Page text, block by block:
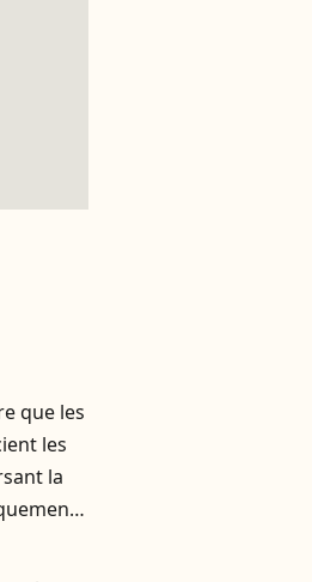
que les
les
la